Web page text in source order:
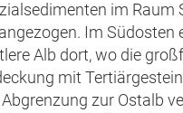
im Raum
Im Südosten
Alb dort, wo die
mit
Abgrenzung zur Ostalb